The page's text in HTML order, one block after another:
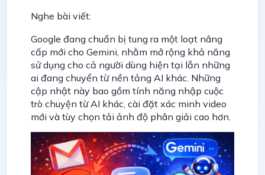
Nghe bài viết:
Google đang chuẩn bị tung ra một loạt nâng
cấp mới cho Gemini, nhằm mở rộng khả năng
sử dụng cho cả người dùng hiện tại lẫn những
ai đang chuyển từ nền tảng AI khác. Những
cập nhật này bao gồm tính năng nhập cuộc
trò chuyện từ AI khác, cài đặt xác minh video
mới và tùy chọn tải ảnh độ phân giải cao hơn.